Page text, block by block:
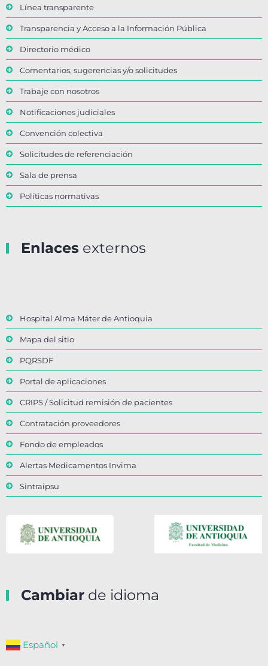
Línea transparente
Transparencia y Acceso a la Información Pública
Directorio médico
Comentarios, sugerencias y/o solicitudes
Trabaje con nosotros
Notificaciones judiciales
Convención colectiva
Solicitudes de referenciación
Sala de prensa
Políticas normativas
Enlaces externos
Hospital Alma Máter de Antioquia
Mapa del sitio
PQRSDF
Portal de aplicaciones
CRIPS / Solicitud remisión de pacientes
Contratación proveedores
Fondo de empleados
Alertas Medicamentos Invima
Sintraipsu
Cambiar de idioma
Español ▼